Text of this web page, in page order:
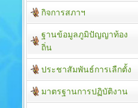
กิจการสภาฯ
ฐานข้อมูลภูมิปัญญาท้อง
ถิ่น
ประชาสัมพันธ์การเลืกตั้ง
มาตรฐานการปฏิบัติงาน